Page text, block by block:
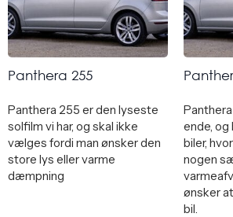
Panthera 255
Panthera 255 er den lyseste
solfilm vi har, og skal ikke
vælges fordi man ønsker den
store lys eller varme
dæmpning
ende,
biler,
nogen
ønsker
bil.